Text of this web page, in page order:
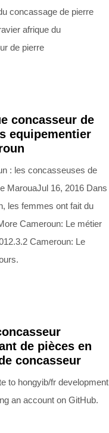
concassage de pierre
afrique du
de pierre
concasseur de
equipementier
: les concasseuses de
MarouaJul 16, 2016 Dans
les femmes ont fait du
Cameroun: Le métier
Cameroun: Le
de pièces en
concasseur
to hongyib/fr development
an account on GitHub.